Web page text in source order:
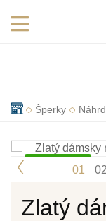
Šperky
Skladom
1 2
Zlatý